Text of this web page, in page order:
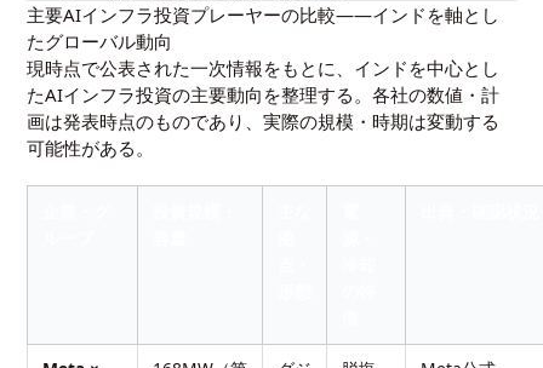
主要AIインフラ投資プレーヤーの比較——インドを軸とし
たグローバル動向
現時点で公表された一次情報をもとに、インドを中心とし
たAIインフラ投資の主要動向を整理する。各社の数値・計
画は発表時点のものであり、実際の規模・時期は変動する
可能性がある。